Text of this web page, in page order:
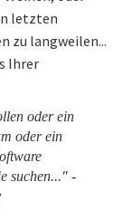
letzten
zu langweilen...
Ihrer
oder ein
oder ein
suchen..." -